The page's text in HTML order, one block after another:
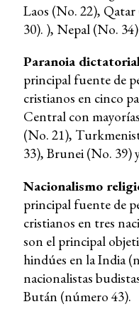
Laos (No. 22),
30). ), Nepal (No.
Paranoia
principal fuente de
cristianos en cinco
Central con
(No. 21),
33), Brunei (No. 39)
Nacionalismo
principal fuente de
cristianos en tres
son el principal
hindúes en la India
nacionalistas
Bután (número 43).